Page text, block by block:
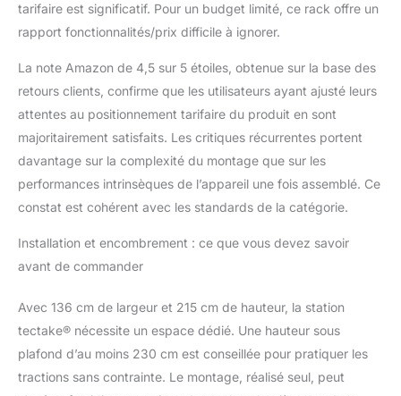
tarifaire est significatif. Pour un budget limité, ce rack offre un
rapport fonctionnalités/prix difficile à ignorer.
La note Amazon de 4,5 sur 5 étoiles, obtenue sur la base des
retours clients, confirme que les utilisateurs ayant ajusté leurs
attentes au positionnement tarifaire du produit en sont
majoritairement satisfaits. Les critiques récurrentes portent
davantage sur la complexité du montage que sur les
performances intrinsèques de l’appareil une fois assemblé. Ce
constat est cohérent avec les standards de la catégorie.
Installation et encombrement : ce que vous devez savoir
avant de commander
Avec 136 cm de largeur et 215 cm de hauteur, la station
tectake® nécessite un espace dédié. Une hauteur sous
plafond d’au moins 230 cm est conseillée pour pratiquer les
tractions sans contrainte. Le montage, réalisé seul, peut